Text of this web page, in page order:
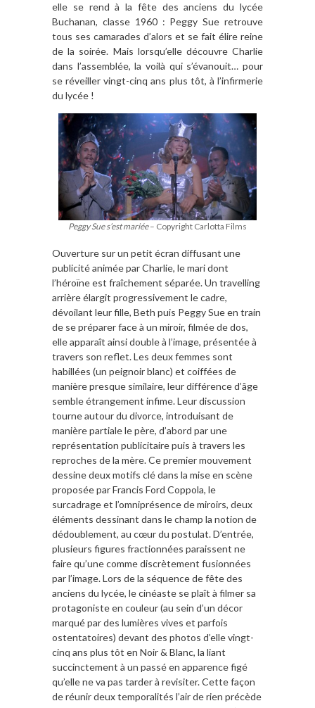
elle se rend à la fête des anciens du lycée
Buchanan, classe 1960 : Peggy Sue retrouve
tous ses camarades d’alors et se fait élire reine
de la soirée. Mais lorsqu’elle découvre Charlie
dans l’assemblée, la voilà qui s’évanouit… pour
se réveiller vingt-cinq ans plus tôt, à l’infirmerie
du lycée !
Peggy Sue s’est mariée– Copyright Carlotta Films
Ouverture sur un petit écran diffusant une
publicité animée par Charlie, le mari dont
l’héroïne est fraîchement séparée. Un travelling
arrière élargit progressivement le cadre,
dévoilant leur fille, Beth puis Peggy Sue en train
de se préparer face à un miroir, filmée de dos,
elle apparaît ainsi double à l’image, présentée à
travers son reflet. Les deux femmes sont
habillées (un peignoir blanc) et coiffées de
manière presque similaire, leur différence d’âge
semble étrangement infime. Leur discussion
tourne autour du divorce, introduisant de
manière partiale le père, d’abord par une
représentation publicitaire puis à travers les
reproches de la mère. Ce premier mouvement
dessine deux motifs clé dans la mise en scène
proposée par Francis Ford Coppola, le
surcadrage et l’omniprésence de miroirs, deux
éléments dessinant dans le champ la notion de
dédoublement, au cœur du postulat. D’entrée,
plusieurs figures fractionnées paraissent ne
faire qu’une comme discrètement fusionnées
par l’image. Lors de la séquence de fête des
anciens du lycée, le cinéaste se plaît à filmer sa
protagoniste en couleur (au sein d’un décor
marqué par des lumières vives et parfois
ostentatoires) devant des photos d’elle vingt-
cinq ans plus tôt en Noir & Blanc, la liant
succinctement à un passé en apparence figé
qu’elle ne va pas tarder à revisiter. Cette façon
de réunir deux temporalités l’air de rien précède